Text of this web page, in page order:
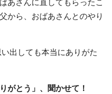
あさんに直してもらったこ
から、おばあさんとのやり
出しても本当にありがた
がとう」、聞かせて！